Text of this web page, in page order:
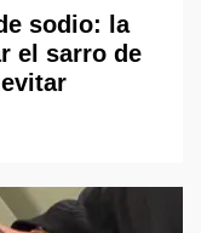
sodio: la
el sarro de